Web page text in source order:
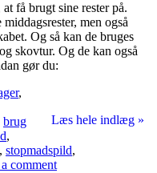
få brugt sine rester på.
men også
Og så kan de bruges
skovtur. Og de kan også
gør du:
Læs hele indlæg »
,
brug
,
, stopmadspild,
comment